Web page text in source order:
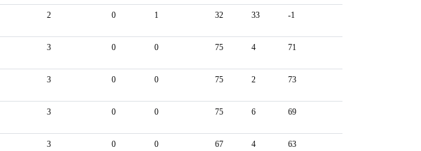
2 0 1 32 33 -1
3 0 0 75 4 71
3 0 0 75 2 73
3 0 0 75 6 69
3 0 0 67 4 63